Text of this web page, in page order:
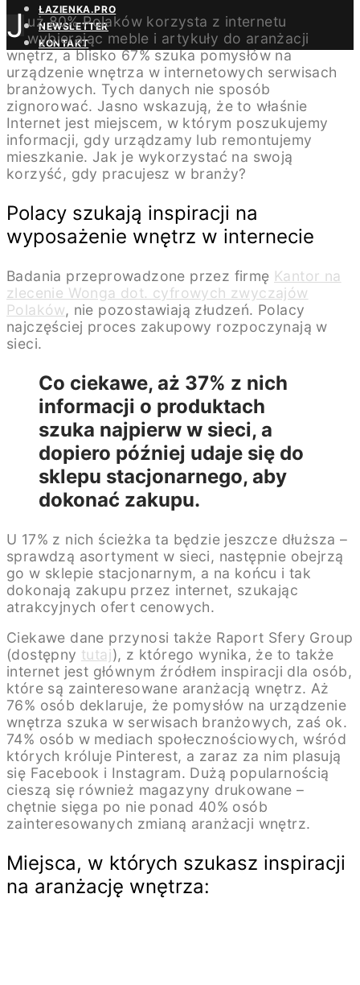
ŁAZIENKA.PRO
NEWSLETTER
KONTAKT
Już 80% Polaków korzysta z internetu
wybierając meble i artykuły do aranżacji
wnętrz, a blisko 67% szuka pomysłów na
urządzenie wnętrza w internetowych serwisach
branżowych. Tych danych nie sposób
zignorować. Jasno wskazują, że to właśnie
Internet jest miejscem, w którym poszukujemy
informacji, gdy urządzamy lub remontujemy
mieszkanie. Jak je wykorzystać na swoją
korzyść, gdy pracujesz w branży?
Polacy szukają inspiracji na
wyposażenie wnętrz w internecie
Badania przeprowadzone przez firmę Kantor na
zlecenie Wonga dot. cyfrowych zwyczajów
Polaków, nie pozostawiają złudzeń. Polacy
najczęściej proces zakupowy rozpoczynają w
sieci.
Co ciekawe, aż 37% z nich
informacji o produktach
szuka najpierw w sieci, a
dopiero później udaje się do
sklepu stacjonarnego, aby
dokonać zakupu.
U 17% z nich ścieżka ta będzie jeszcze dłuższa –
sprawdzą asortyment w sieci, następnie obejrzą
go w sklepie stacjonarnym, a na końcu i tak
dokonają zakupu przez internet, szukając
atrakcyjnych ofert cenowych.
Ciekawe dane przynosi także Raport Sfery Group
(dostępny tutaj), z którego wynika, że to także
internet jest głównym źródłem inspiracji dla osób,
które są zainteresowane aranżacją wnętrz. Aż
76% osób deklaruje, że pomysłów na urządzenie
wnętrza szuka w serwisach branżowych, zaś ok.
74% osób w mediach społecznościowych, wśród
których króluje Pinterest, a zaraz za nim plasują
się Facebook i Instagram. Dużą popularnością
cieszą się również magazyny drukowane –
chętnie sięga po nie ponad 40% osób
zainteresowanych zmianą aranżacji wnętrz.
Miejsca, w których szukasz inspiracji
na aranżację wnętrza: